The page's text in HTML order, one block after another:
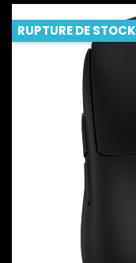
RUPTURE DE STOCK